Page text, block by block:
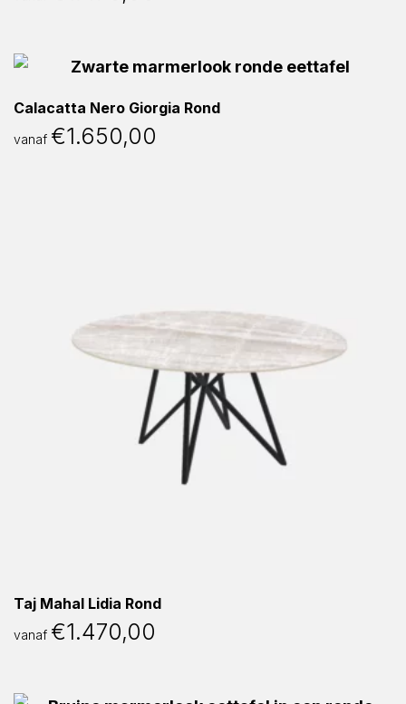
Calacatta Nero Giorgia Rond
vanaf €1.650,00
Taj Mahal Lidia Rond
vanaf €1.470,00